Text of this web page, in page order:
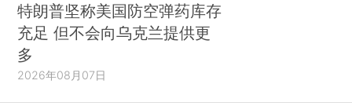
特朗普坚称美国防空弹药库存
充足 但不会向乌克兰提供更
多
2026年08月07日